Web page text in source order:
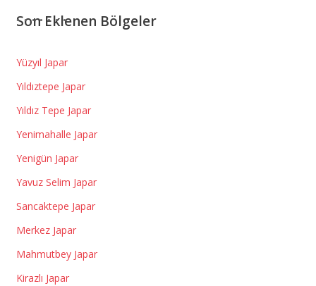
Son Eklenen Bölgeler
Yüzyıl Japar
Yıldıztepe Japar
Yıldız Tepe Japar
Yenimahalle Japar
Yenigün Japar
Yavuz Selim Japar
Sancaktepe Japar
Merkez Japar
Mahmutbey Japar
Kirazlı Japar